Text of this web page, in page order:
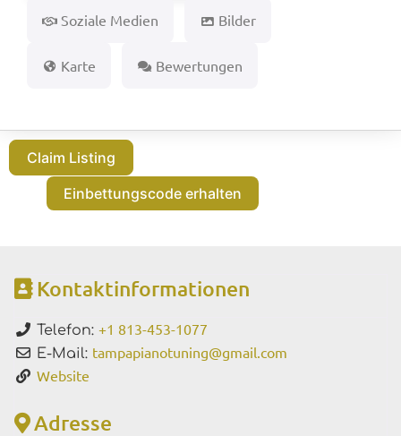
Soziale Medien Bilder
Karte Bewertungen
Claim Listing
Einbettungscode erhalten
Kontaktinformationen
Telefon: +1 813-453-1077
E-Mail: tampapianotuning@gmail.com
Website
Adresse